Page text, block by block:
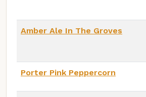
Amber Ale In The Groves
Porter Pink Peppercorn